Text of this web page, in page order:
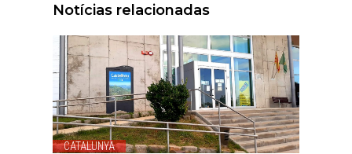
Notícias relacionadas
CATALUNYA